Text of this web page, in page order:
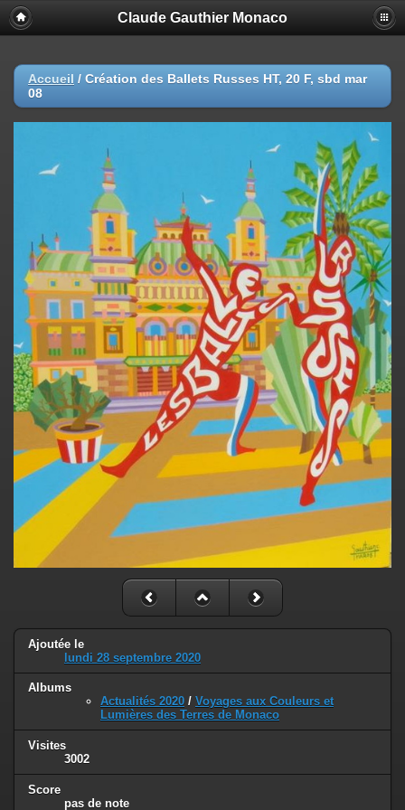
Claude Gauthier Monaco
Accueil / Création des Ballets Russes HT, 20 F, sbd mar
08
Ajoutée le
lundi 28 septembre 2020
Albums
Actualités 2020 / Voyages aux Couleurs et
Lumières des Terres de Monaco
Visites
3002
Score
pas de note